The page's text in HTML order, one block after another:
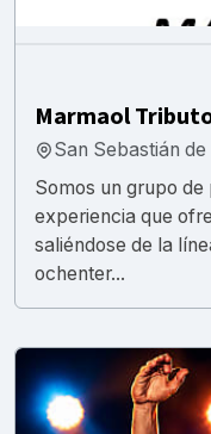
Marmaol
San Sebastián de
Somos un grupo
experiencia que
saliéndose de la
ochenter...